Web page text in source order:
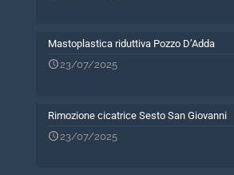
Mastoplastica riduttiva Pozzo D’Adda
23/07/2025
Rimozione cicatrice Sesto San Giovanni
23/07/2025